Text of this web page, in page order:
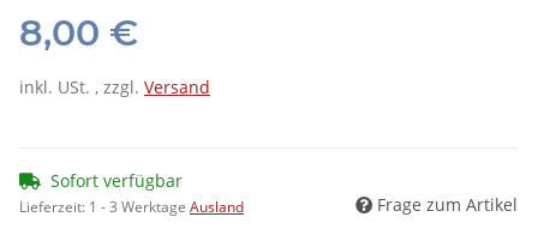
8,00 €
inkl. USt. , zzgl. Versand
Sofort verfügbar
Lieferzeit: 1 - 3 Werktage Ausland Frage zum Artikel